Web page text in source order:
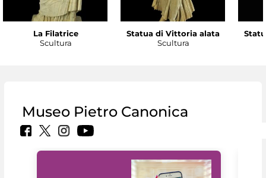
La Filatrice
Scultura
Statua di Vittoria alata
Scultura
Museo Pietro Canonica